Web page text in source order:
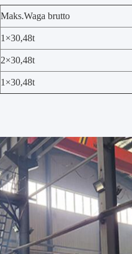
Maks.Waga brutto
1×30,48t
2×30,48t
1×30,48t